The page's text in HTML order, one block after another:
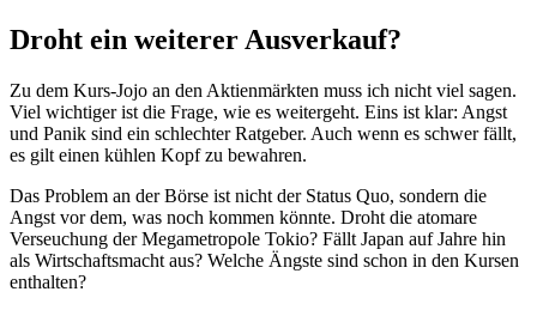
Droht ein weiterer Ausverkauf?
Zu dem Kurs-Jojo an den Aktienmärkten muss ich nicht viel sagen.
Viel wichtiger ist die Frage, wie es weitergeht. Eins ist klar: Angst
und Panik sind ein schlechter Ratgeber. Auch wenn es schwer fällt,
es gilt einen kühlen Kopf zu bewahren.
Das Problem an der Börse ist nicht der Status Quo, sondern die
Angst vor dem, was noch kommen könnte. Droht die atomare
Verseuchung der Megametropole Tokio? Fällt Japan auf Jahre hin
als Wirtschaftsmacht aus? Welche Ängste sind schon in den Kursen
enthalten?